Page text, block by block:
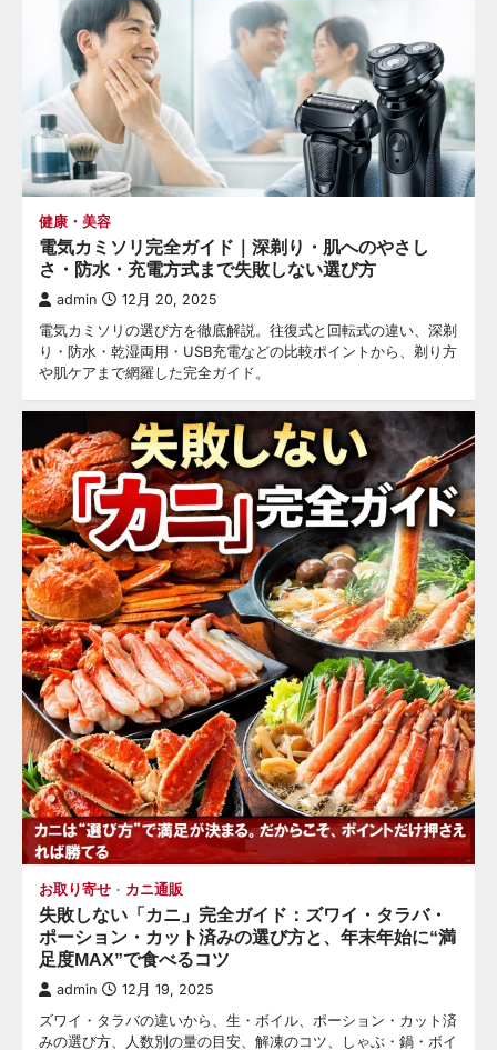
健康・美容
電気カミソリ完全ガイド｜深剃り・肌へのやさし
さ・防水・充電方式まで失敗しない選び方
admin 12月 20, 2025
電気カミソリの選び方を徹底解説。往復式と回転式の違い、深剃
り・防水・乾湿両用・USB充電などの比較ポイントから、剃り方
や肌ケアまで網羅した完全ガイド。
お取り寄せ カニ通販
失敗しない「カニ」完全ガイド：ズワイ・タラバ・
ポーション・カット済みの選び方と、年末年始に“満
足度MAX”で食べるコツ
admin 12月 19, 2025
ズワイ・タラバの違いから、生・ボイル、ポーション・カット済
みの選び方、人数別の量の目安、解凍のコツ、しゃぶ・鍋・ボイ